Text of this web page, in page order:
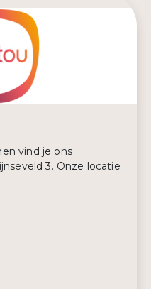
vind je ons
3. Onze locatie